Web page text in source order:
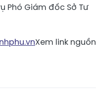
Phó Giám đốc Sở Tư
Xem link nguồn